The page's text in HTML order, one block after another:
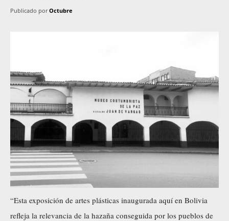
Publicado por Octubre
“Esta exposición de artes plásticas inaugurada aquí en Bolivia
refleja la relevancia de la hazaña conseguida por los pueblos de